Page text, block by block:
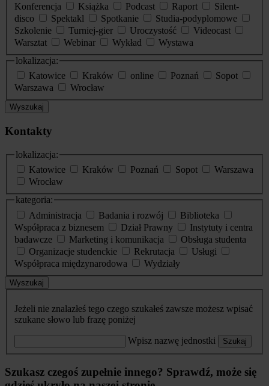
Konferencja
Książka Podcast Raport
Silent-
disco
Spektakl Spotkanie
Studia-podyplomowe
Szkolenie
Turniej-gier Uroczystość
Videocast
Warsztat
Webinar Wykład
Wystawa
lokalizacja:
Katowice
Kraków online Poznań
Sopot
Warszawa
Wrocław
Wyszukaj
Kontakty
lokalizacja:
Katowice
Kraków Poznań Sopot
Warszawa
Wrocław
kategoria:
Administracja
Badania i rozwój
Biblioteka
Współpraca z biznesem
Dział Prawny
Instytuty i centra
badawcze
Marketing i komunikacja
Obsługa studenta
Organizacje studenckie
Rekrutacja
Usługi
Współpraca międzynarodowa
Wydziały
Wyszukaj
Jeżeli nie znalazłeś tego czego szukałeś zawsze możesz wpisać
szukane słowo lub frazę poniżej
Wpisz nazwę jednostki Szukaj
Szukasz czegoś zupełnie innego? Sprawdź, może się